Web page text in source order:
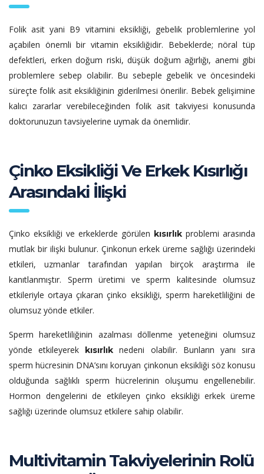
Folik asit yani B9 vitamini eksikliği, gebelik problemlerine yol
açabilen önemli bir vitamin eksikliğidir. Bebeklerde; nöral tüp
defektleri, erken doğum riski, düşük doğum ağırlığı, anemi gibi
problemlere sebep olabilir. Bu sebeple gebelik ve öncesindeki
süreçte folik asit eksikliğinin giderilmesi önerilir. Bebek gelişimine
kalıcı zararlar verebileceğinden folik asit takviyesi konusunda
doktorunuzun tavsiyelerine uymak da önemlidir.
Çinko Eksikliği Ve Erkek Kısırlığı
Arasındaki İlişki
Çinko eksikliği ve erkeklerde görülen kısırlık problemi arasında
mutlak bir ilişki bulunur. Çinkonun erkek üreme sağlığı üzerindeki
etkileri, uzmanlar tarafından yapılan birçok araştırma ile
kanıtlanmıştır. Sperm üretimi ve sperm kalitesinde olumsuz
etkileriyle ortaya çıkaran çinko eksikliği, sperm hareketliliğini de
olumsuz yönde etkiler.
Sperm hareketliliğinin azalması döllenme yeteneğini olumsuz
yönde etkileyerek kısırlık nedeni olabilir. Bunların yanı sıra
sperm hücresinin DNA’sını koruyan çinkonun eksikliği söz konusu
olduğunda sağlıklı sperm hücrelerinin oluşumu engellenebilir.
Hormon dengelerini de etkileyen çinko eksikliği erkek üreme
sağlığı üzerinde olumsuz etkilere sahip olabilir.
Multivitamin Takviyelerinin Rolü